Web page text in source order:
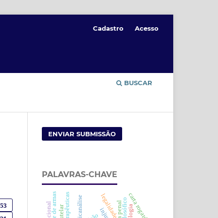
BUSCAR
Cadastro Acesso
ENVIAR SUBMISSÃO
PALAVRAS-CHAVE
psicanálise carta rogatória
legalidade